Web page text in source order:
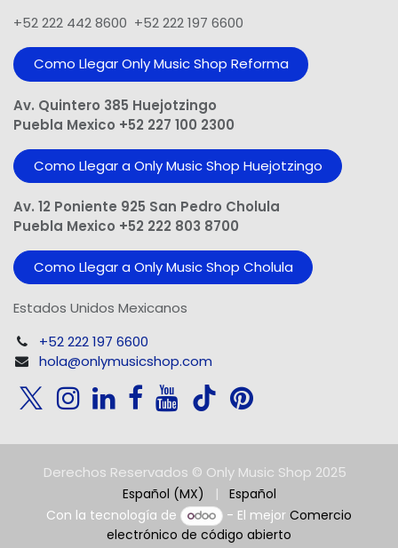
+52 222 442 8600 +52 222 197 6600
Como Llegar Only Music Shop​ Reforma
Av. Quintero 385 Huejotzingo
Puebla Mexico +52 227 100 2300
Como Llegar a Only Music Shop Huejotzingo
Av. 12 Poniente 925 San Pedro Cholula
Puebla Mexico +52 222 803 8700
Como Llegar a Only Music Shop Cholula
Estados Unidos Mexicanos
+52 222 197 6600
hola@onlymusicshop.com
Derechos Reservados © Only Music Shop 2025
Español (MX) |
Español
Con la tecnología de
- El mejorComercio
electrónico de código abierto